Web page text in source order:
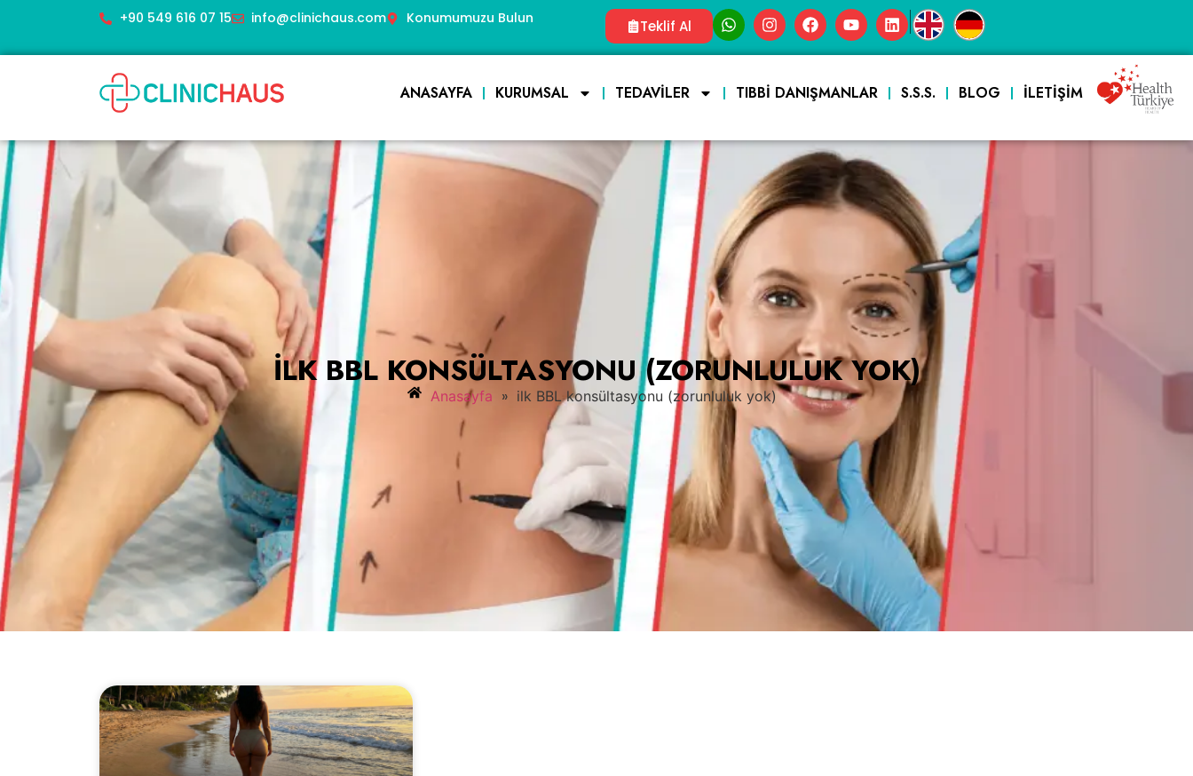
+90 549 616 07 15 info@clinichaus.com Konumumuzu Bulun Teklif Al |
ANASAYFA KURUMSAL TEDAVILER TIBBI DANIŞMANLAR S.S.S. BLOG İLETIŞIM
ILK BBL KONSÜLTASYONU (ZORUNLULUK YOK)
Anasayfa » ilk BBL konsültasyonu (zorunluluk yok)